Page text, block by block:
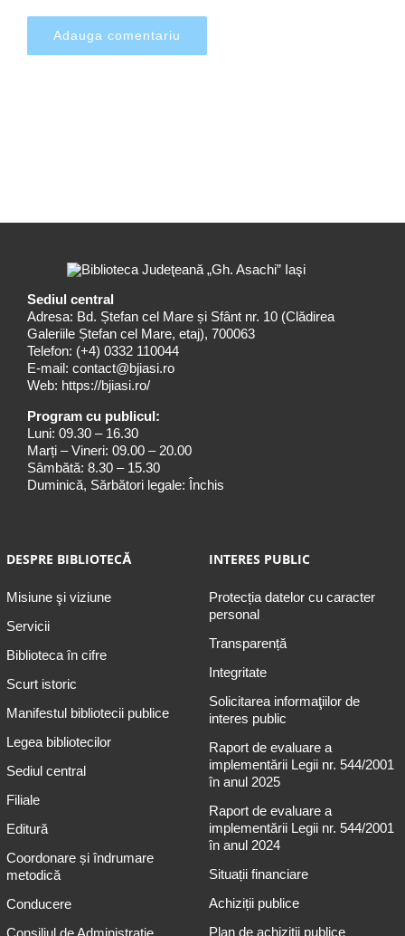
Sediul central
Adresa: Bd. Ștefan cel Mare și Sfânt nr. 10 (Clădirea
Galeriile Ștefan cel Mare, etaj), 700063
Telefon: (+4) 0332 110044
E-mail: contact@bjiasi.ro
Web: https://bjiasi.ro/
Program cu publicul:
Luni: 09.30 – 16.30
Marți – Vineri: 09.00 – 20.00
Sâmbătă: 8.30 – 15.30
Duminică, Sărbători legale: Închis
DESPRE BIBLIOTECĂ
Misiune şi viziune
Servicii
Biblioteca în cifre
Scurt istoric
Manifestul bibliotecii publice
Legea bibliotecilor
Sediul central
Filiale
Editură
Coordonare și îndrumare
metodică
Conducere
Consiliul de Administrație
INTERES PUBLIC
Protecția datelor cu caracter
personal
Transparență
Integritate
Solicitarea informaţiilor de
interes public
Raport de evaluare a
implementării Legii nr. 544/2001
în anul 2025
Raport de evaluare a
implementării Legii nr. 544/2001
în anul 2024
Situații financiare
Achiziții publice
Plan de achiziţii publice